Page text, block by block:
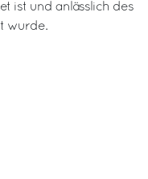
ist und anlässlich des
wurde.